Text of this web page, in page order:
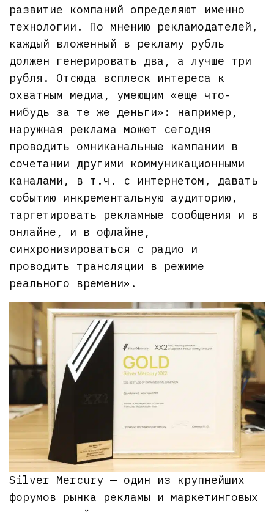
развитие компаний определяют именно
технологии. По мнению рекламодателей,
каждый вложенный в рекламу рубль
должен генерировать два, а лучше три
рубля. Отсюда всплеск интереса к
охватным медиа, умеющим «еще что-
нибудь за те же деньги»: например,
наружная реклама может сегодня
проводить омниканальные кампании в
сочетании другими коммуникационными
каналами, в т.ч. с интернетом, давать
событию инкрементальную аудиторию,
таргетировать рекламные сообщения и в
онлайне, и в офлайне,
синхронизироваться с радио и
проводить трансляции в режиме
реального времени».
Silver Mercury — один из крупнейших
форумов рынка рекламы и маркетинговых